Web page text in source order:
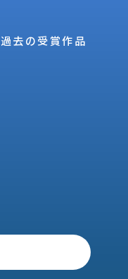
過去の受賞作品